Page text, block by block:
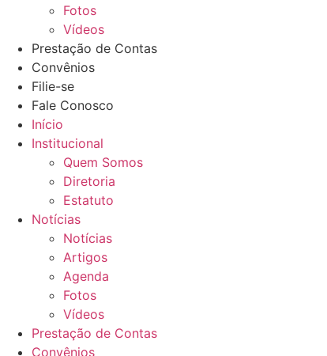
Fotos
Vídeos
Prestação de Contas
Convênios
Filie-se
Fale Conosco
Início
Institucional
Quem Somos
Diretoria
Estatuto
Notícias
Notícias
Artigos
Agenda
Fotos
Vídeos
Prestação de Contas
Convênios